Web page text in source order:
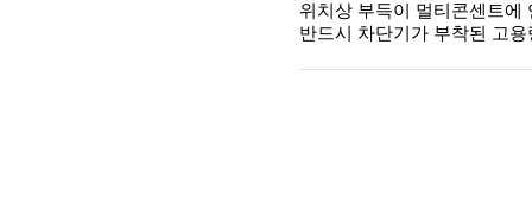
위치상 부득이 멀티콘센트에
반드시 차단기가 부착된 고